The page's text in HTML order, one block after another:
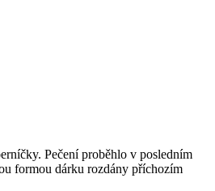
Pečení proběhlo v posledním
formou dárku rozdány příchozím